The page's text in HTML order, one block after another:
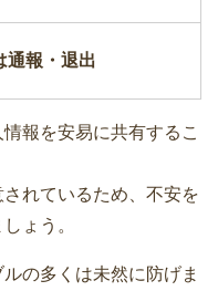
通報・退出
報を安易に共有するこ
れているため、不安を
ょう。
の多くは未然に防げま